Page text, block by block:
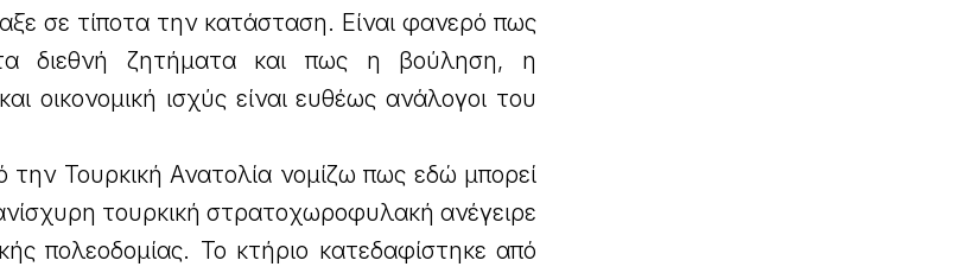
σε τίποτα την κατάσταση. Είναι φανερό πως
διεθνή ζητήματα και πως η βούληση, η
οικονομική ισχύς είναι ευθέως ανάλογοι του
την Τουρκική Ανατολία νομίζω πως εδώ μπορεί
τουρκική στρατοχωροφυλακή ανέγειρε
πολεοδομίας. Το κτήριο κατεδαφίστηκε από